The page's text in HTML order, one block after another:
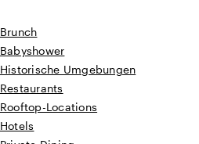
Brunch
Babyshower
Historische Umgebungen
Restaurants
Rooftop-Locations
Hotels